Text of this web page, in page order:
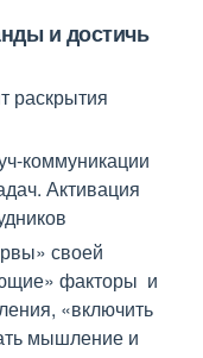
и достичь
раскрытия
коммуникации
Активация
своей
факторы и
«включить
мышление и